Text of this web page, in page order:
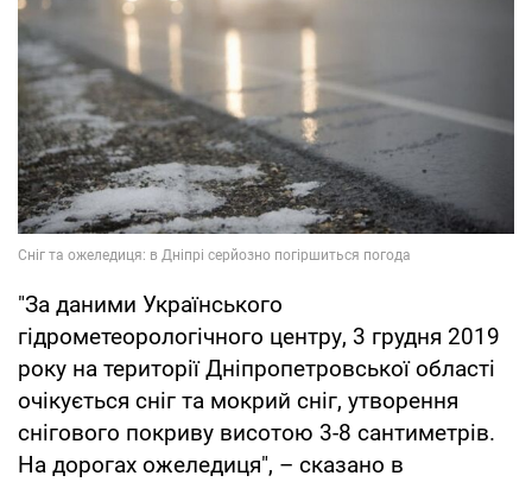
"За даними Українського
гідрометеорологічного центру, 3 грудня 2019
року на території Дніпропетровської області
очікується сніг та мокрий сніг, утворення
снігового покриву висотою 3-8 сантиметрів.
На дорогах ожеледиця", – сказано в